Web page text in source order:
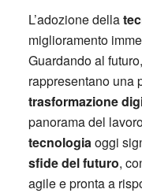
L’adozione della
miglioramento
Guardando al
rappresentano una
trasformazione
panorama del
tecnologiaoggi
sfide del futuro,
agile e pronta a